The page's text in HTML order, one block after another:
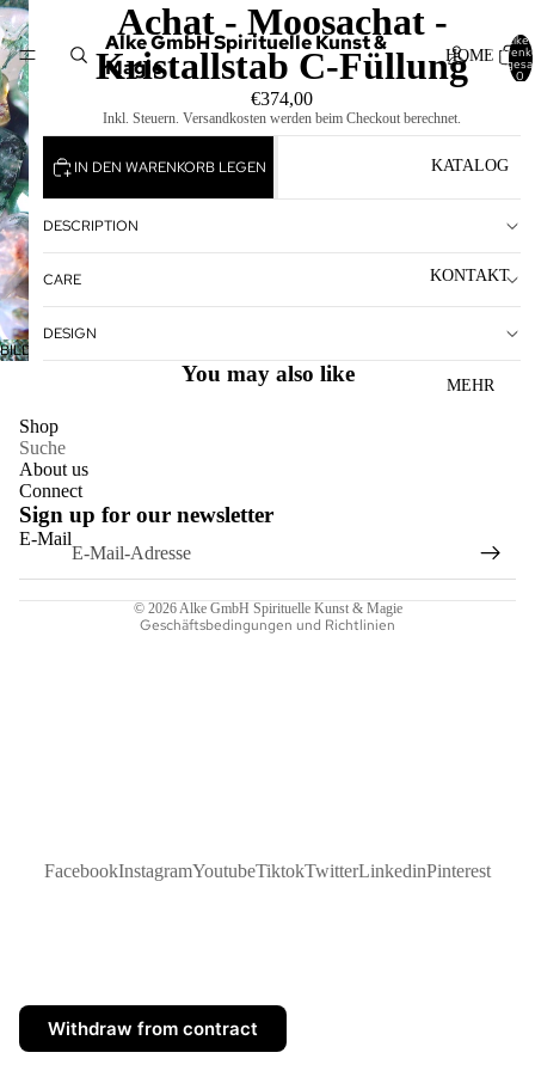
HOME
KATALOG
KONTAKT
MEHR
Alke GmbH Spirituelle Kunst &
Magie
Artikel
0
BILD
ÖFFNEN
Achat - Moosachat -
Kristallstab C-Füllung
€374,00
Inkl. Steuern. Versandkosten werden beim Checkout berechnet.
IN DEN WARENKORB LEGEN
DESCRIPTION
CARE
DESIGN
You may also like
Shop
Suche
About us
Connect
Sign up for our newsletter
E-Mail
© 2026 Alke GmbH Spirituelle Kunst & Magie
Geschäftsbedingungen und Richtlinien
Impressum
Widerrufsrecht
Kontaktinformationen
Versand
FacebookInstagramYoutubeTiktokTwitterLinkedinPinterest
Withdraw from contract